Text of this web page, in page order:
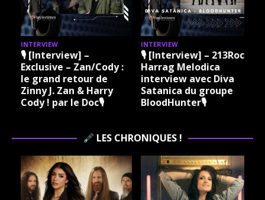
INTERVIEW
🎙 [Interview] –
Exclusive – Zan/Cody :
le grand retour de
Zinny J. Zan & Harry
Cody ! par le Doc🎙
INTERVIEW
🎙 [Interview] – 213Rock
Harrag Melodica
interview avec Diva
Satanica du groupe
BloodHunter🎙
LES CHRONIQUES !